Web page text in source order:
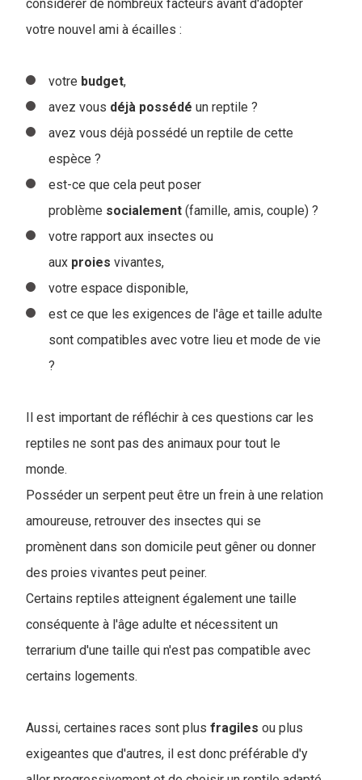
considérer de nombreux facteurs avant d'adopter
votre nouvel ami à écailles :
votre budget,
avez vous déjà possédé un reptile ?
avez vous déjà possédé un reptile de cette
espèce ?
est-ce que cela peut poser
problème socialement (famille, amis, couple) ?
votre rapport aux insectes ou
aux proies vivantes,
votre espace disponible,
est ce que les exigences de l'âge et taille adulte
sont compatibles avec votre lieu et mode de vie
?
Il est important de réfléchir à ces questions car les
reptiles ne sont pas des animaux pour tout le
monde.
Posséder un serpent peut être un frein à une relation
amoureuse, retrouver des insectes qui se
promènent dans son domicile peut gêner ou donner
des proies vivantes peut peiner.
Certains reptiles atteignent également une taille
conséquente à l'âge adulte et nécessitent un
terrarium d'une taille qui n'est pas compatible avec
certains logements.
Aussi, certaines races sont plus fragiles ou plus
exigeantes que d'autres, il est donc préférable d'y